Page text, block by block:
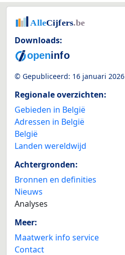
Downloads:
© Gepubliceerd: 16 januari 2026
Regionale overzichten:
Gebieden in België
Adressen in België
België
Landen wereldwijd
Achtergronden:
Bronnen en definities
Nieuws
Analyses
Meer:
Maatwerk info service
Contact